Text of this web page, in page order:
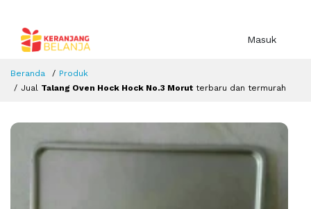
Masuk
Beranda
Produk
Jual Talang Oven Hock Hock No.3 Morut terbaru dan termurah